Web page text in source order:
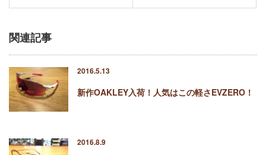
関連記事
2016.5.13
新作OAKLEY入荷！人気はこの軽さEVZERO！
2016.8.9